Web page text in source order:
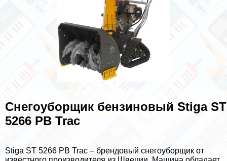
Снегоуборщик бензиновый Stiga ST
5266 PB Trac
Stiga ST 5266 PB Trac – брендовый снегоуборщик от